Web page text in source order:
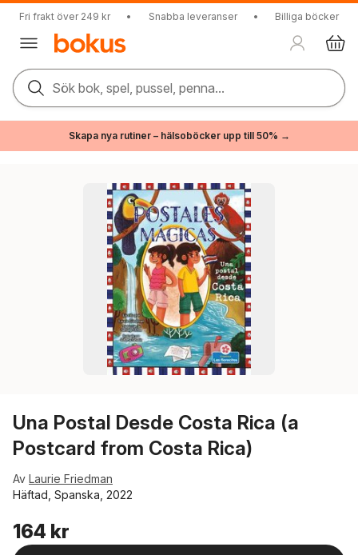
Fri frakt över 249 kr • Snabba leveranser • Billiga böcker
Sök bok, spel, pussel, penna...
Skapa nya rutiner – hälsoböcker upp till 50% →
Una Postal Desde Costa Rica (a
Postcard from Costa Rica)
Av Laurie Friedman
Häftad, Spanska, 2022
164 kr